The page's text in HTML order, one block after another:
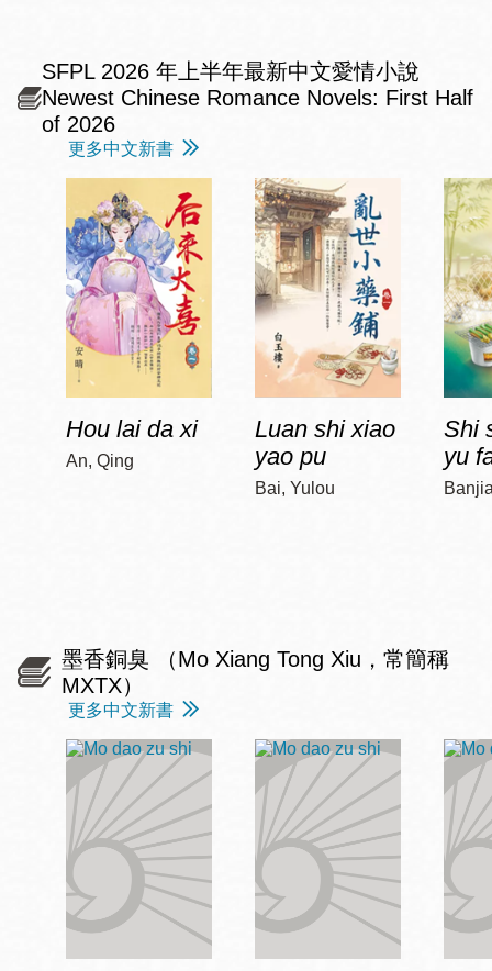
SFPL 2026 年上半年最新中文愛情小說
Newest Chinese Romance Novels: First Half
of 2026
更多中文新書
Hou lai da xi
An, Qing
Luan shi xiao
yao pu
Bai, Yulou
Shi
yu
墨香銅臭 （Mo Xiang Tong Xiu，常簡稱
MXTX）
更多中文新書